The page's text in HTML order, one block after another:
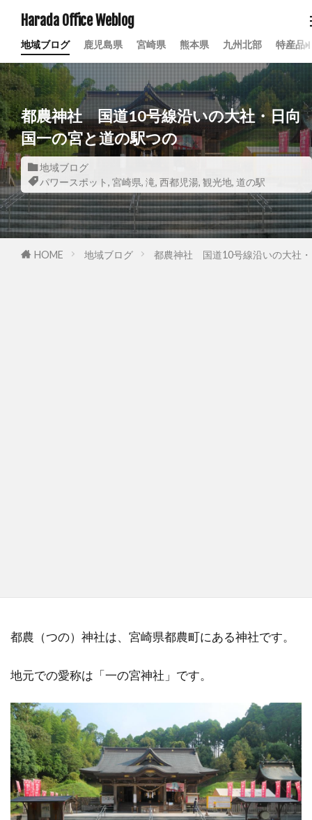
Harada Office Weblog
地域ブログ 鹿児島県 宮崎県 熊本県 九州北部 特産品
都農神社 国道10号線沿いの大社・日向
国一の宮と道の駅つの
地域ブログ
パワースポット, 宮崎県, 滝, 西都児湯, 観光地, 道の駅
HOME 地域ブログ 都農神社 国道10号線沿いの大社
都農（つの）神社は、宮崎県都農町にある神社です。
地元での愛称は「一の宮神社」です。